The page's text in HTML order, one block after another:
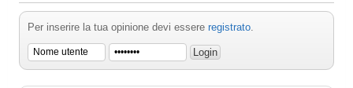
Per inserire la tua opinione devi essere registrato